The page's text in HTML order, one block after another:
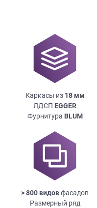
Каркасы из 18мм
ЛДСП EGGER
Фурнитура BLUM
> 800 видовфасадов
Размерный ряд